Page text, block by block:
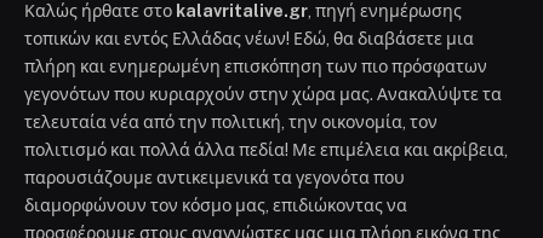
Καλώς ήρθατε στο kalavritalive.gr, πηγή ενημέρωσης
τοπικών και εντός Ελλάδας νέων! Εδώ, θα διαβάσετε μια
πλήρη και ενημερωμένη επισκόπηση των πιο πρόσφατων
γεγονότων που κυριαρχούν στην χώρα μας. Ανακαλύψτε τα
τελευταία νέα από την πολιτική, την οικονομία, τον
πολιτισμό και πολλά άλλα πεδία! Με επιμέλεια και ακρίβεια,
παρουσιάζουμε αντικειμενικά τα γεγονότα που
διαμορφώνουν τον κόσμο μας, επιδιώκοντας να
προσφέρουμε στους αναγνώστες μας μια πλήρη εικόνα της